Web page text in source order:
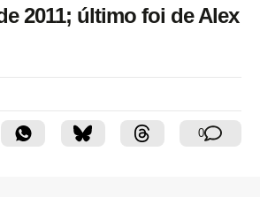
2011; último foi de Alex
0